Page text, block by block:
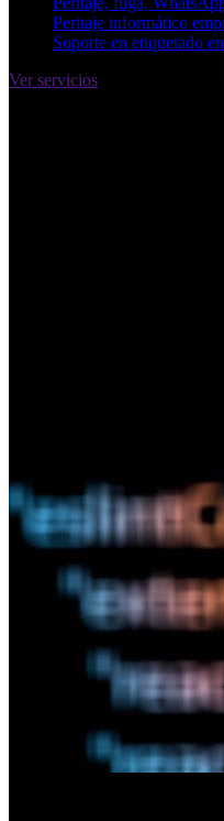
Peritaje informático
Soporte en etiquetado
Ver servicios